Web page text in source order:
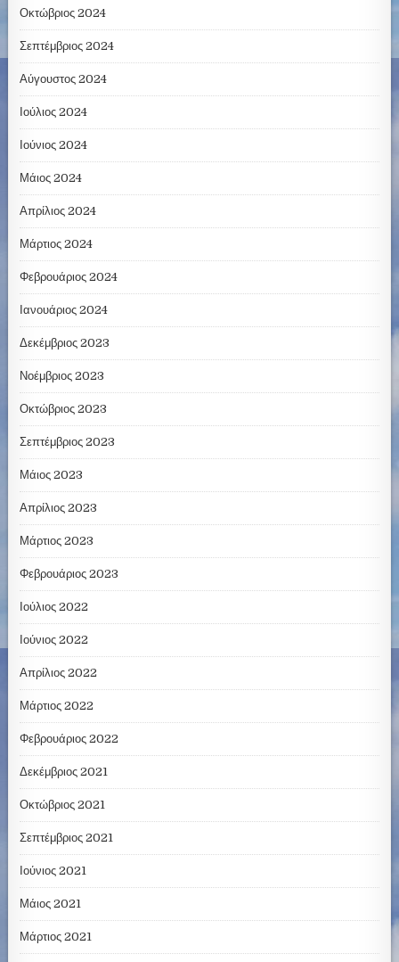
Οκτώβριος 2024
Σεπτέμβριος 2024
Αύγουστος 2024
Ιούλιος 2024
Ιούνιος 2024
Μάιος 2024
Απρίλιος 2024
Μάρτιος 2024
Φεβρουάριος 2024
Ιανουάριος 2024
Δεκέμβριος 2023
Νοέμβριος 2023
Οκτώβριος 2023
Σεπτέμβριος 2023
Μάιος 2023
Απρίλιος 2023
Μάρτιος 2023
Φεβρουάριος 2023
Ιούλιος 2022
Ιούνιος 2022
Απρίλιος 2022
Μάρτιος 2022
Φεβρουάριος 2022
Δεκέμβριος 2021
Οκτώβριος 2021
Σεπτέμβριος 2021
Ιούνιος 2021
Μάιος 2021
Μάρτιος 2021